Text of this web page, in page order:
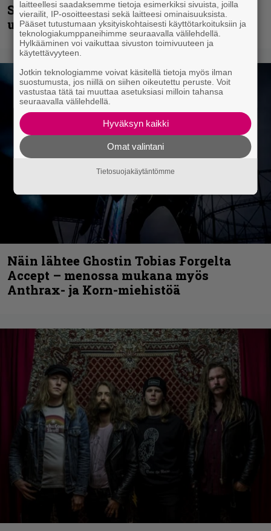
Shining hyppäsi keskelle kinoksia
uudella videollaan
Näin lähtee Ghostin Tobias Forgelta
Accept – menossa mukana myös
Anthrax- ja Korn-miehistöä
laitteellesi saadaksemme tietoja esimerkiksi sivuista, joilla
vierailit, IP-osoitteestasi sekä laitteesi ominaisuuksista.
Pääset tutustumaan yksityiskohtaisesti käyttötarkoituksiin ja
teknologiakumppaneihimme seuraavalla välilehdellä.
Hylkääminen voi vaikuttaa sivuston toimivuuteen ja
käytettävyyteen.
Jotkin teknologiamme voivat käsitellä tietoja myös ilman
suostumusta, jos niillä on siihen oikeutettu peruste. Voit
vastustaa tätä tai muuttaa asetuksiasi milloin tahansa
seuraavalla välilehdellä.
Hyväksyn kaikki
Omat valintani
Tietosuojakäytäntömme